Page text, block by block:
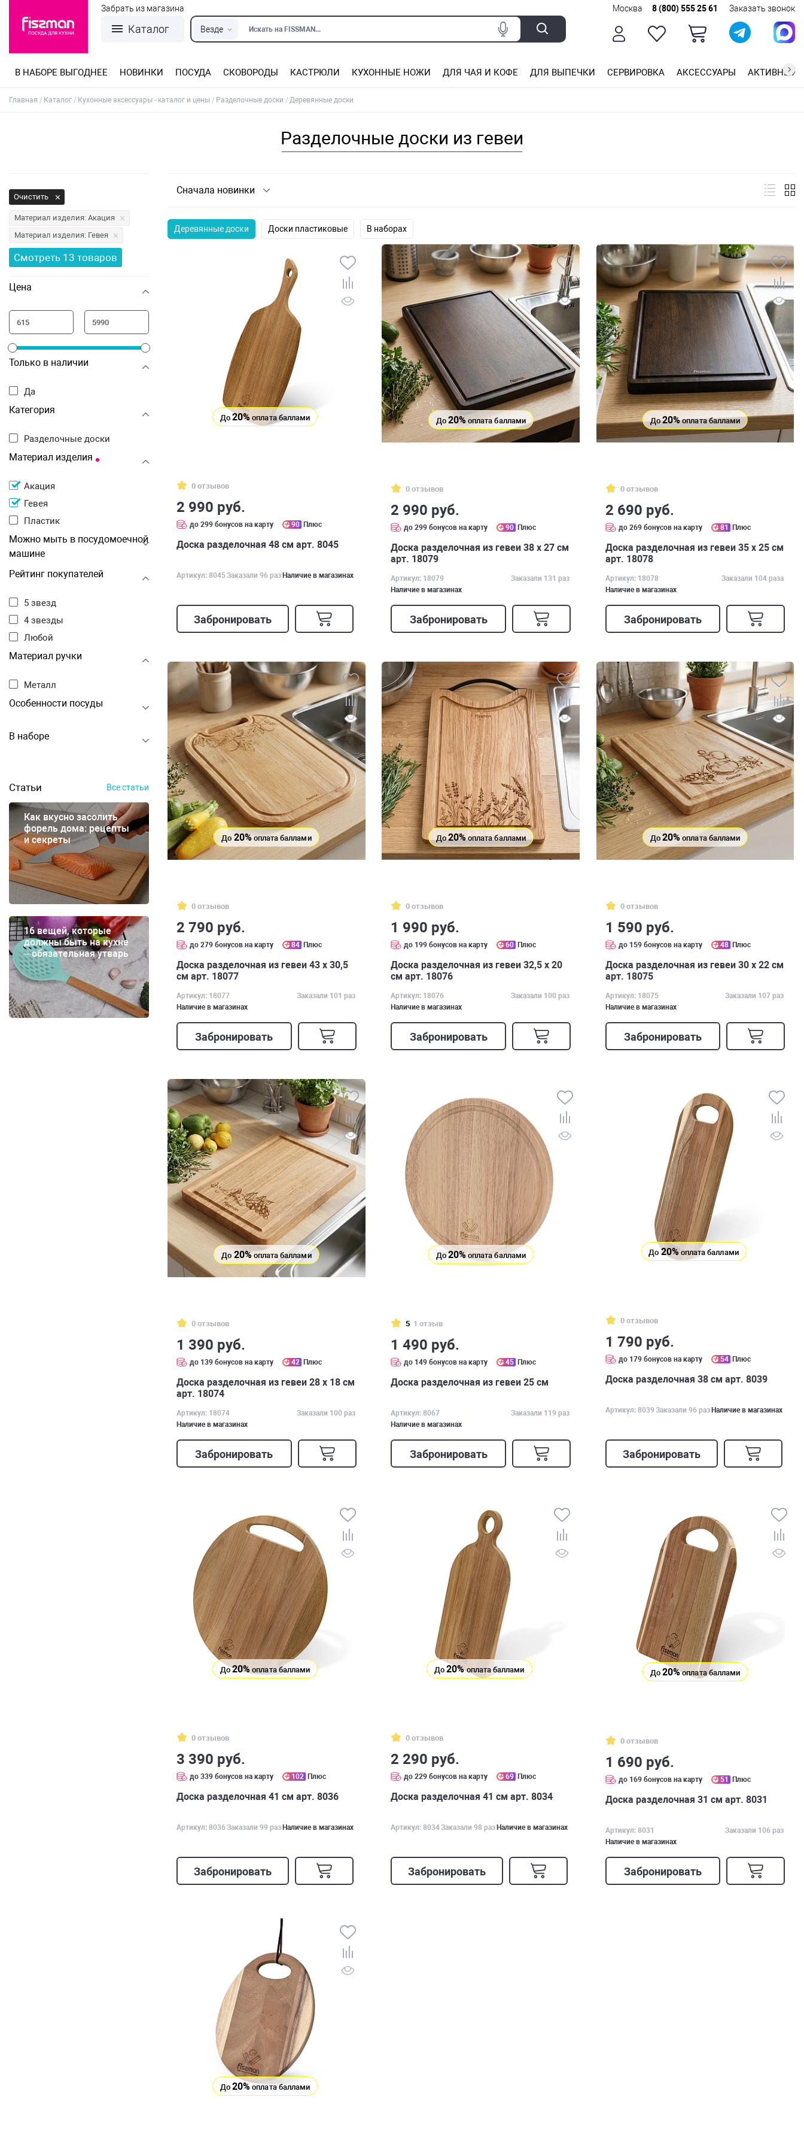
Каталог Везде Искать на FISSMAN...
Забрать из магазина Москва 8 (800) 555 25 61 Заказать звонок
В НАБОРЕ ВЫГОДНЕЕ НОВИНКИ ПОСУДА СКОВОРОДЫ КАСТРЮЛИ КУХОННЫЕ НОЖИ ДЛЯ ЧАЯ И КОФЕ ДЛЯ ВЫПЕЧКИ СЕРВИРОВКА АКСЕССУАРЫ АКТИВНЫЙ
Главная Каталог Кухонные аксессуары - каталог и цены Разделочные доски Деревянные доски
Разделочные доски из гевеи
Очистить
Материал изделия: Акация
Материал изделия: Гевея
Смотреть 13 товаров
Цена
Только в наличии
Да
Категория
Разделочные доски
Материал изделия
Акация
Гевея
Пластик
Можно мыть в посудомоечной
машине
Рейтинг покупателей
5 звезд
4 звезды
Любой
Материал ручки
Металл
Особенности посуды
В наборе
Статьи Все статьи
Как вкусно засолить
форель дома: рецепты
и секреты
16 вещей, которые
должны быть на кухне
– обязательная утварь
Сначала новинки
Деревянные доски Доски пластиковые В наборах
До20% оплата баллами
0 отзывов
2 990 руб.
до 299 бонусов на карту 90 Плюс
Доска разделочная 48 см арт. 8045
Артикул: 8045Заказали 96 раз Наличие в магазинах
Забронировать
До 20% оплата баллами
0 отзывов
2 990 руб.
до 299 бонусов на карту 90 Плюс
Доска разделочная из гевеи 38 х 27 см
арт. 18079
Артикул: 18079
Заказали 131 раз
Наличие в магазинах
Забронировать
До20%оплата баллами
0 отзывов
2 690 руб.
до 269 бонусов на карту 81 Плюс
Доска разделочная из гевеи 35 х 25 см
арт. 18078
Артикул: 18078
Заказали 104 раза
Наличие в магазинах
Забронировать
До 20% оплата баллами
0 отзывов
2 790 руб.
до 279 бонусов на карту 84 Плюс
Доска разделочная из гевеи 43 х 30,5
см арт. 18077
Артикул: 18077
Заказали 101 раз
Наличие в магазинах
Забронировать
До20%оплата баллами
0 отзывов
1 990 руб.
до 199 бонусов на карту 60 Плюс
Доска разделочная из гевеи 32,5 х 20
см арт. 18076
Артикул: 18076
Заказали 100 раз
Наличие в магазинах
Забронировать
До20% оплата баллами
0 отзывов
1 590 руб.
до 159 бонусов на карту 48 Плюс
Доска разделочная из гевеи 30 х 22 см
арт. 18075
Артикул: 18075
Заказали 107 раз
Наличие в магазинах
Забронировать
До 20%оплата баллами
0 отзывов
1 390 руб.
до 139 бонусов на карту 42 Плюс
Доска разделочная из гевеи 28 х 18 см
арт. 18074
Артикул: 18074
Заказали 100 раз
Наличие в магазинах
Забронировать
До 20%оплата баллами
5 1 отзыв
1 490 руб.
до 149 бонусов на карту 45 Плюс
Доска разделочная из гевеи 25 см
Артикул: 8067
Заказали 119 раз
Наличие в магазинах
Забронировать
До 20%оплата баллами
0 отзывов
1 790 руб.
до 179 бонусов на карту 54 Плюс
Доска разделочная 38 см арт. 8039
Артикул: 8039 Заказали 96 разНаличие в магазинах
Забронировать
До20% оплата баллами
0 отзывов
3 390 руб.
до 339 бонусов на карту 102 Плюс
Доска разделочная 41 см арт. 8036
Артикул: 8036Заказали 99 разНаличие в магазинах
Забронировать
До20%оплата баллами
0 отзывов
2 290 руб.
до 229 бонусов на карту 69 Плюс
Доска разделочная 41 см арт. 8034
Артикул: 8034Заказали 98 разНаличие в магазинах
Забронировать
До20%оплата баллами
0 отзывов
1 690 руб.
до 169 бонусов на карту 51 Плюс
Доска разделочная 31 см арт. 8031
Артикул: 8031
Заказали 106 раз
Наличие в магазинах
Забронировать
До20%оплата баллами